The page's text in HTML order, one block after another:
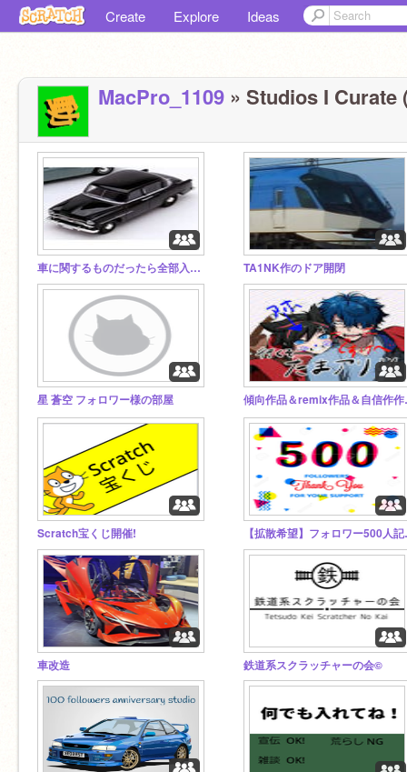
Create Explore Ideas
MacPro_1109 » Studios I Curate
車に関するものだったら全部入れろーーー TA1NK作のドア開閉
星 蒼空 フォロワー様の部屋 傾向作
Scratch宝くじ開催! 【拡散
車改造 鉄道系スクラッチャーの会©